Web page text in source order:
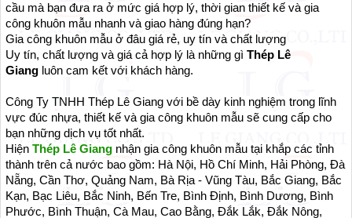
cầu mà bạn đưa ra ở mức giá hợp lý, thời gian thiết kế và gia
công khuôn mẫu nhanh và giao hàng đúng hạn?
Gia công khuôn mẫu ở đâu giá rẻ, uy tín và chất lượng
Uy tín, chất lượng và giá cả hợp lý là những gìThép Lê
Giang luôn cam kết với khách hàng.
Công Ty TNHH Thép Lê Giang với bề dày kinh nghiệm trong lĩnh
vực đúc nhựa, thiết kế và gia công khuôn mẫu sẽ cung cấp cho
bạn những dịch vụ tốt nhất.
HiệnThép Lê Giang nhận gia công khuôn mẫu tại khắp các tỉnh
thành trên cả nước bao gồm: Hà Nội, Hồ Chí Minh, Hải Phòng, Đà
Nẵng, Cần Thơ, Quảng Nam, Bà Rịa - Vũng Tàu, Bắc Giang, Bắc
Kạn, Bạc Liêu, Bắc Ninh, Bến Tre, Bình Định, Bình Dương, Bình
Phước, Bình Thuận, Cà Mau, Cao Bằng, Đắk Lắk, Đắk Nông,